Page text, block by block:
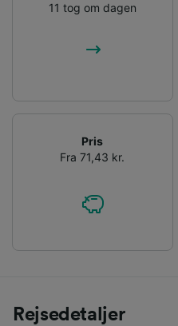
11 tog om dagen
Pris
Fra 71,43 kr.
Rejsedetaljer